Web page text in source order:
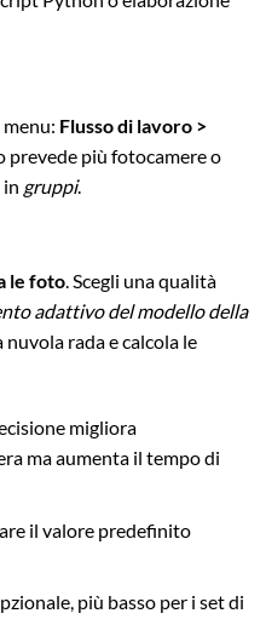
Flusso di lavoro >
prevede più fotocamere o
in gruppi.
le foto. Scegli una qualità
adattivo del modello della
rada e calcola le
migliora
ma aumenta il tempo di
il valore predefinito
più basso per i set di